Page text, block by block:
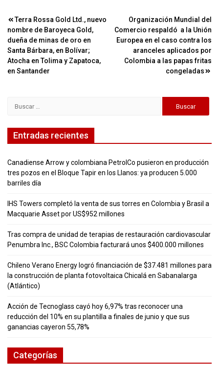
Navegación
de
entradas
Terra Rossa Gold Ltd., nuevo
nombre de Baroyeca Gold,
dueña de minas de oro en
Santa Bárbara, en Bolívar;
Atocha en Tolima y Zapatoca,
en Santander
Organización Mundial del
Comercio respaldó a la Unión
Europea en el caso contra los
aranceles aplicados por
Colombia a las papas fritas
congeladas
Entradas recientes
Canadiense Arrow y colombiana PetrolCo pusieron en producción
tres pozos en el Bloque Tapir en los Llanos: ya producen 5.000
barriles día
IHS Towers completó la venta de sus torres en Colombia y Brasil a
Macquarie Asset por US$952 millones
Tras compra de unidad de terapias de restauración cardiovascular
Penumbra Inc., BSC Colombia facturará unos $400.000 millones
Chileno Verano Energy logró financiación de $37.481 millones para
la construcción de planta fotovoltaica Chicalá en Sabanalarga
(Atlántico)
Acción de Tecnoglass cayó hoy 6,97% tras reconocer una
reducción del 10% en su plantilla a finales de junio y que sus
ganancias cayeron 55,78%
Categorías